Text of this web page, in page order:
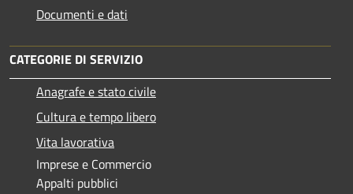
Documenti e dati
CATEGORIE DI SERVIZIO
Anagrafe e stato civile
Cultura e tempo libero
Vita lavorativa
Imprese e Commercio
Appalti pubblici